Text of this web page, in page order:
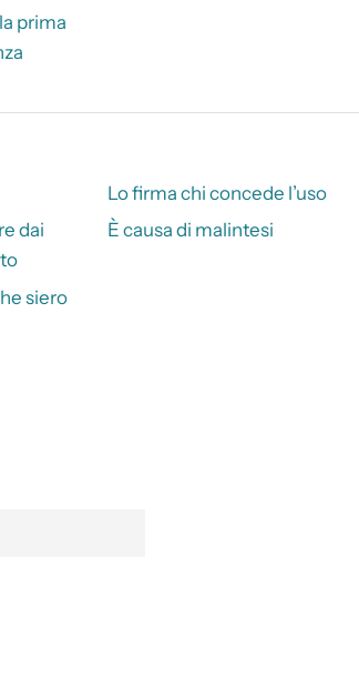
prima
Lo firma chi concede l’uso
dai
È causa di malintesi
siero